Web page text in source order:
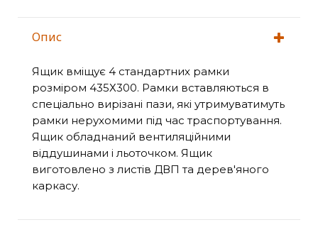
Опис
Ящик вміщує 4 стандартних рамки
розміром 435Х300. Рамки вставляються в
спеціально вирізані пази, які утримуватимуть
рамки нерухомими під час траспортування.
Ящик обладнаний вентиляційними
віддушинами і льоточком. Ящик
виготовлено з листів ДВП та дерев'яного
каркасу.